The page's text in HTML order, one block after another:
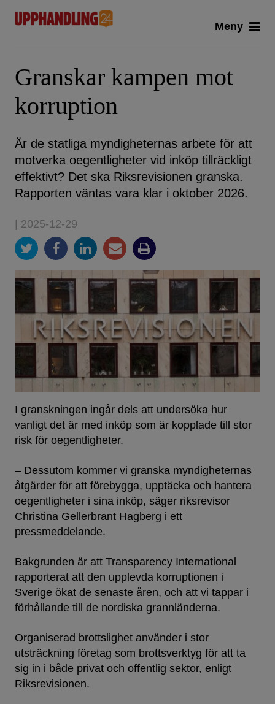
content
Meny
Granskar kampen mot
korruption
Är de statliga myndigheternas arbete för att
motverka oegentligheter vid inköp tillräckligt
effektivt? Det ska Riksrevisionen granska.
Rapporten väntas vara klar i oktober 2026.
| 2025-12-29
I granskningen ingår dels att undersöka hur
vanligt det är med inköp som är kopplade till stor
risk för oegentligheter.
– Dessutom kommer vi granska myndigheternas
åtgärder för att förebygga, upptäcka och hantera
oegentligheter i sina inköp, säger riksrevisor
Christina Gellerbrant Hagberg i ett
pressmeddelande.
Bakgrunden är att Transparency International
rapporterat att den upplevda korruptionen i
Sverige ökat de senaste åren, och att vi tappar i
förhållande till de nordiska grannländerna.
Organiserad brottslighet använder i stor
utsträckning företag som brottsverktyg för att ta
sig in i både privat och offentlig sektor, enligt
Riksrevisionen.